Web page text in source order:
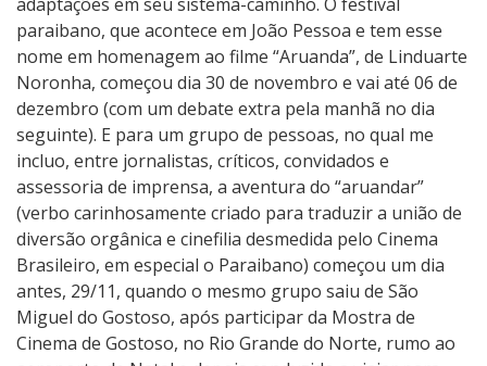
e
n
o
F
e
s
t
A
r
u
a
n
d
paraibano, que acontece em João Pessoa e tem esse
nome em homenagem ao filme “Aruanda”, de Linduarte
Noronha, começou dia 30 de novembro e vai até 06 de
dezembro (com um debate extra pela manhã no dia
seguinte). E para um grupo de pessoas, no qual me
incluo, entre jornalistas, críticos, convidados e
assessoria de imprensa, a aventura do “aruandar”
(verbo carinhosamente criado para traduzir a união de
diversão orgânica e cinefilia desmedida pelo Cinema
Brasileiro, em especial o Paraibano) começou um dia
antes, 29/11, quando o mesmo grupo saiu de São
Miguel do Gostoso, após participar da Mostra de
Cinema de Gostoso, no Rio Grande do Norte, rumo ao